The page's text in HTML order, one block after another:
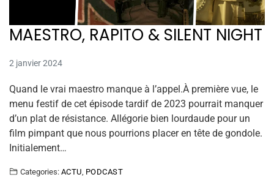
MAESTRO, RAPITO & SILENT NIGHT
2 janvier 2024
Quand le vrai maestro manque à l’appel.À première vue, le
menu festif de cet épisode tardif de 2023 pourrait manquer
d’un plat de résistance. Allégorie bien lourdaude pour un
film pimpant que nous pourrions placer en tête de gondole.
Initialement…
Categories: ACTU PODCAST